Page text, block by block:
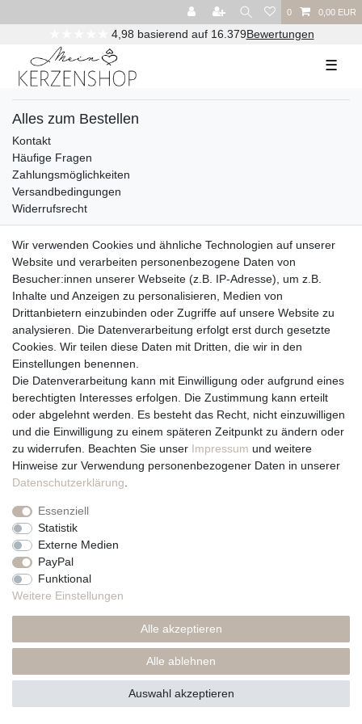
0 0,00 EUR
4,98 basierend auf 16.379Bewertungen
☰
Alles zum Bestellen
Kontakt
Häufige Fragen
Zahlungsmöglichkeiten
Versandbedingungen
Widerrufsrecht
Vertrag widerrufen
Über uns und unsere Kerzen
Kerzenpflege und Abbrennhinweise
Du erreichst uns von
Montag bis Freitag 10 bis 17 Uhr
Telefonisch und per Whatsapp
erreichst Du uns unter:
Rechtliches
Impressum
AGB
Datenschutzerklärung
* Preise inkl. MwSt., zzgl. Versand(DE)
Wir verwenden Cookies und ähnliche Technologien auf unserer
Website und verarbeiten personenbezogene Daten von
Besucher:innen unserer Webseite (z.B. IP-Adresse), um z.B.
Inhalte und Anzeigen zu personalisieren, Medien von
Drittanbietern einzubinden oder Zugriffe auf unsere Website zu
analysieren. Die Datenverarbeitung erfolgt erst durch gesetzte
Cookies. Wir teilen diese Daten mit Dritten, die wir in den
Einstellungen benennen.
Die Datenverarbeitung kann mit Einwilligung oder aufgrund eines
berechtigten Interesses erfolgen. Die Zustimmung kann erteilt
oder abgelehnt werden. Es besteht das Recht, nicht einzuwilligen
und die Einwilligung zu einem späteren Zeitpunkt zu ändern oder
zu widerrufen. Beachten Sie unser Impressum und weitere
Hinweise zur Verwendung personenbezogener Daten in unserer
Daten­schutz­erklärung
Essenziell
Statistik
Externe Medien
PayPal
Funktional
Weitere Einstellungen
Alle akzeptieren
Alle ablehnen
Auswahl akzeptieren